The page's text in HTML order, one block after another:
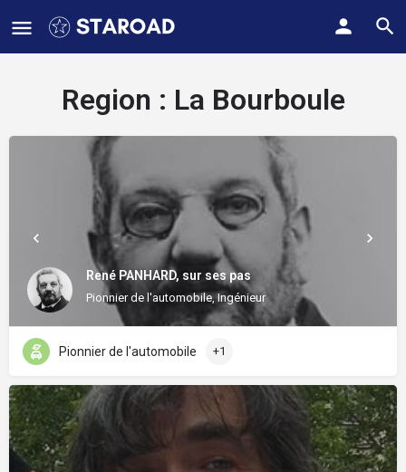
Region : La Bourboule
René PANHARD, sur ses pas
Pionnier de l'automobile, Ingénieur
Pionnier de l'automobile +1